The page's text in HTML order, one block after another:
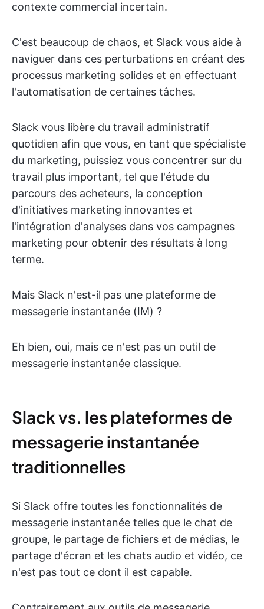
contexte commercial incertain.
C'est beaucoup de chaos, et Slack vous aide à
naviguer dans ces perturbations en créant des
processus marketing solides et en effectuant
l'automatisation de certaines tâches.
Slack vous libère du travail administratif
quotidien afin que vous, en tant que spécialiste
du marketing, puissiez vous concentrer sur du
travail plus important, tel que l'étude du
parcours des acheteurs, la conception
d'initiatives marketing innovantes et
l'intégration d'analyses dans vos campagnes
marketing pour obtenir des résultats à long
terme.
Mais Slack n'est-il pas une plateforme de
messagerie instantanée (IM) ?
Eh bien, oui, mais ce n'est pas un outil de
messagerie instantanée classique.
Slack vs. les plateformes de
messagerie instantanée
traditionnelles
Si Slack offre toutes les fonctionnalités de
messagerie instantanée telles que le chat de
groupe, le partage de fichiers et de médias, le
partage d'écran et les chats audio et vidéo, ce
n'est pas tout ce dont il est capable.